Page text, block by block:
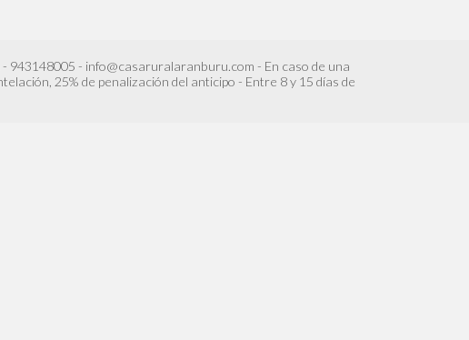
- info@casaruralaranburu.com - En caso de una
25% de penalización del anticipo - Entre 8 y 15 días de